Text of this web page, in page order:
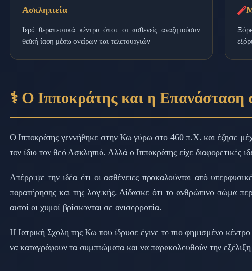
Ασκληπιεία
Ιερά θεραπευτικά κέντρα όπου οι ασθενείς αναζητούσαν
θεϊκή ίαση μέσω ονείρων και τελετουργιών
⚕️ Ο Ιπποκράτης και η Επανάσταση
Ο Ιπποκράτης γεννήθηκε στην Κω γύρω στο 460 π.Χ. και έζησε
τον ίδιο τον θεό Ασκληπιό. Αλλά ο Ιπποκράτης είχε διαφορετικές
Απέρριψε την ιδέα ότι οι ασθένειες προκαλούνται από
παρατήρησης και της λογικής. Δίδασκε ότι το ανθρώπινο σώμα
αυτοί οι χυμοί βρίσκονται σε ανισορροπία.
Η Ιατρική Σχολή της Κω που ίδρυσε έγινε το πιο φημισμένο
να καταγράφουν τα συμπτώματα και να παρακολουθούν την